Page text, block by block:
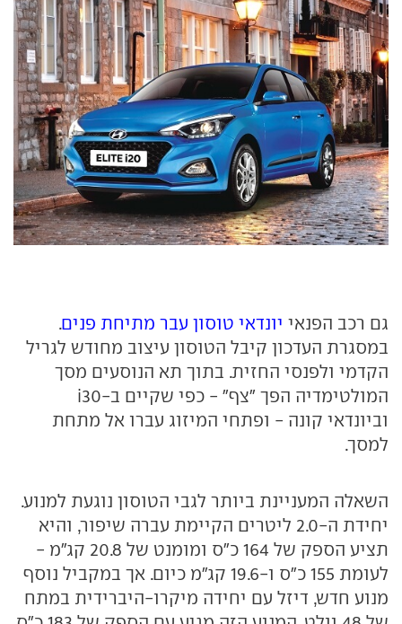
גם רכב הפנאי יונדאי טוסון עבר מתיחת פנים.
במסגרת העדכון קיבל הטוסון עיצוב מחודש לגריל
הקדמי ולפנסי החזית. בתוך תא הנוסעים מסך
המולטימדיה הפך "צף" - כפי שקיים ב-i30
וביונדאי קונה - ופתחי המיזוג עברו אל מתחת
למסך.
השאלה המעניינת ביותר לגבי הטוסון נוגעת למנוע.
יחידת ה-2.0 ליטרים הקיימת עברה שיפור, והיא
תציע הספק של 164 כ"ס ומומנט של 20.8 קג"מ -
לעומת 155 כ"ס ו-19.6 קג"מ כיום. אך במקביל נוסף
מנוע חדש, דיזל עם יחידה מיקרו-היברידית במתח